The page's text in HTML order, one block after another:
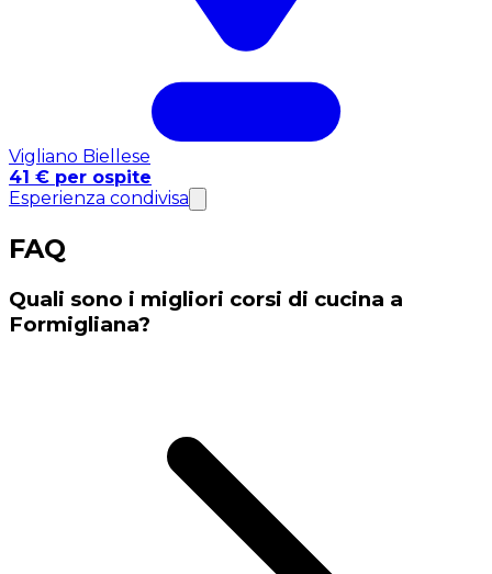
Vigliano Biellese
41 € per ospite
Esperienza condivisa
FAQ
Quali sono i migliori corsi di cucina a
Formigliana?